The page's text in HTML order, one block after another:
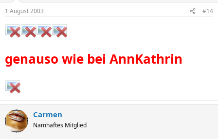
1 August 2003 #14
genauso wie bei AnnKathrin
Carmen
Namhaftes Mitglied